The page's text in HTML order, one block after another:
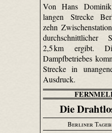
Von Hans
langen Strecke
zehn
durchschnittlicher
2,5 km ergibt.
Dampfbetriebes
Strecke in
Ausdruck.
Die
Berliner